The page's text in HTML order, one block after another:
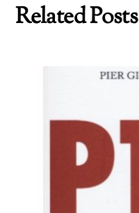
Related Posts